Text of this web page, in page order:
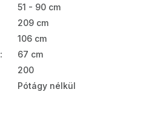
51 - 90 cm
209 cm
106 cm
:
67 cm
200
Pótágy nélkül